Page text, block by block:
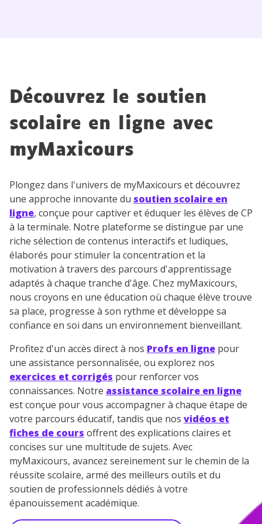
Découvrez le soutien
scolaire en ligne avec
myMaxicours
Plongez dans l'univers de myMaxicours et découvrez
une approche innovante du soutien scolaire en
ligne, conçue pour captiver et éduquer les élèves de CP
à la terminale. Notre plateforme se distingue par une
riche sélection de contenus interactifs et ludiques,
élaborés pour stimuler la concentration et la
motivation à travers des parcours d'apprentissage
adaptés à chaque tranche d'âge. Chez myMaxicours,
nous croyons en une éducation où chaque élève trouve
sa place, progresse à son rythme et développe sa
confiance en soi dans un environnement bienveillant.
Profitez d'un accès direct à nos Profs en ligne pour
une assistance personnalisée, ou explorez nos
exercices et corrigés pour renforcer vos
connaissances. Notre assistance scolaire en ligne
est conçue pour vous accompagner à chaque étape de
votre parcours éducatif, tandis que nos vidéos et
fiches de cours offrent des explications claires et
concises sur une multitude de sujets. Avec
myMaxicours, avancez sereinement sur le chemin de la
réussite scolaire, armé des meilleurs outils et du
soutien de professionnels dédiés à votre
épanouissement académique.